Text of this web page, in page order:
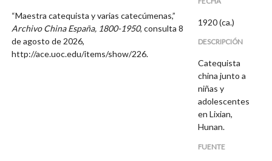
“Maestra catequista y varias catecúmenas,”
Archivo China España, 1800-1950, consulta 8
de agosto de 2026,
http://ace.uoc.edu/items/show/226.
1920 (ca.)
DESCRIPCIÓN
Catequista
china junto a
niñas y
adolescentes
en Lixian,
Hunan.
FUENTE